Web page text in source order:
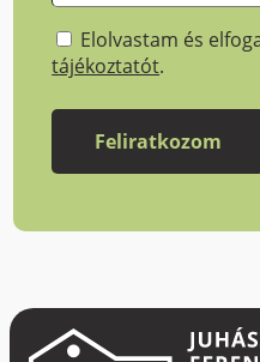
Elolvastam és
tájékoztatót.